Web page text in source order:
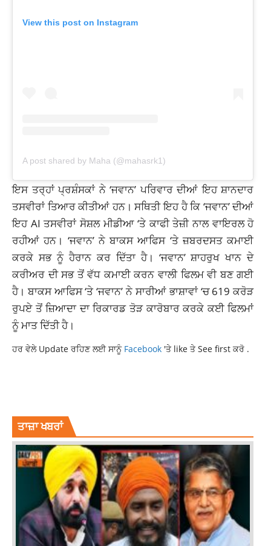
View this post on Instagram
A post shared by Maha (@mahasrk1)
ਇਸ ਤਰ੍ਹਾਂ ਪ੍ਰਸ਼ੰਸਕਾਂ ਨੇ ‘ਜਵਾਨ’ ਪਰਿਵਾਰ ਦੀਆਂ ਇਹ ਸ਼ਾਨਦਾਰ
ਤਸਵੀਰਾਂ ਤਿਆਰ ਕੀਤੀਆਂ ਹਨ। ਸਥਿਤੀ ਇਹ ਹੈ ਕਿ ‘ਜਵਾਨ’ ਦੀਆਂ
ਇਹ AI ਤਸਵੀਰਾਂ ਸੋਸ਼ਲ ਮੀਡੀਆ ‘ਤੇ ਕਾਫੀ ਤੇਜ਼ੀ ਨਾਲ ਵਾਇਰਲ ਹੋ
ਰਹੀਆਂ ਹਨ। ‘ਜਵਾਨ’ ਨੇ ਬਾਕਸ ਆਫਿਸ ‘ਤੇ ਜ਼ਬਰਦਸਤ ਕਮਾਈ
ਕਰਕੇ ਸਭ ਨੂੰ ਹੈਰਾਨ ਕਰ ਦਿੱਤਾ ਹੈ। ‘ਜਵਾਨ’ ਸ਼ਾਹਰੁਖ ਖਾਨ ਦੇ
ਕਰੀਅਰ ਦੀ ਸਭ ਤੋਂ ਵੱਧ ਕਮਾਈ ਕਰਨ ਵਾਲੀ ਫਿਲਮ ਵੀ ਬਣ ਗਈ
ਹੈ। ਬਾਕਸ ਆਫਿਸ ‘ਤੇ ‘ਜਵਾਨ’ ਨੇ ਸਾਰੀਆਂ ਭਾਸ਼ਾਵਾਂ ‘ਚ 619 ਕਰੋੜ
ਰੁਪਏ ਤੋਂ ਜ਼ਿਆਦਾ ਦਾ ਰਿਕਾਰਡ ਤੋੜ ਕਾਰੋਬਾਰ ਕਰਕੇ ਕਈ ਫਿਲਮਾਂ
ਨੂੰ ਮਾਤ ਦਿੱਤੀ ਹੈ।
ਹਰ ਵੇਲੇ Update ਰਹਿਣ ਲਈ ਸਾਨੂੰ Facebook 'ਤੇ like ਤੇ See first ਕਰੋ .
ਤਾਜ਼ਾ ਖਬਰਾਂ